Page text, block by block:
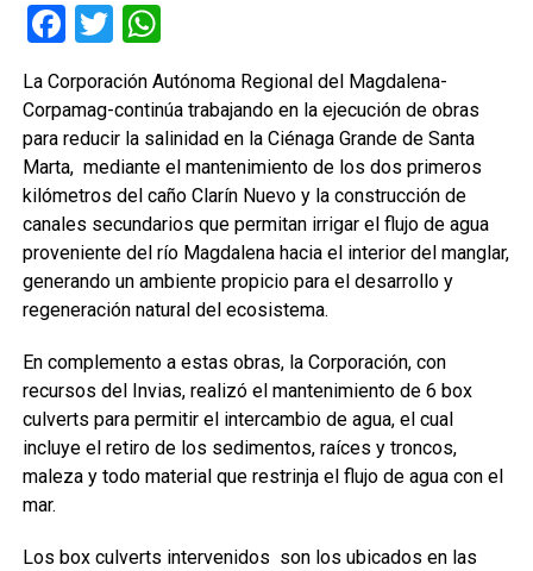
Facebook
TwitterWhatsApp
La Corporación Autónoma Regional del Magdalena-
Corpamag-continúa trabajando en la ejecución de obras
para reducir la salinidad en la Ciénaga Grande de Santa
Marta, mediante el mantenimiento de los dos primeros
kilómetros del caño Clarín Nuevo y la construcción de
canales secundarios que permitan irrigar el flujo de agua
proveniente del río Magdalena hacia el interior del manglar,
generando un ambiente propicio para el desarrollo y
regeneración natural del ecosistema.
En complemento a estas obras, la Corporación, con
recursos del Invias, realizó el mantenimiento de 6 box
culverts para permitir el intercambio de agua, el cual
incluye el retiro de los sedimentos, raíces y troncos,
maleza y todo material que restrinja el flujo de agua con el
mar.
Los box culverts intervenidos son los ubicados en las